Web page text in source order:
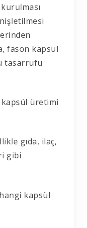
fason kapsül
tasarrufu
üretimi
gıda, ilaç,
gibi
kapsül